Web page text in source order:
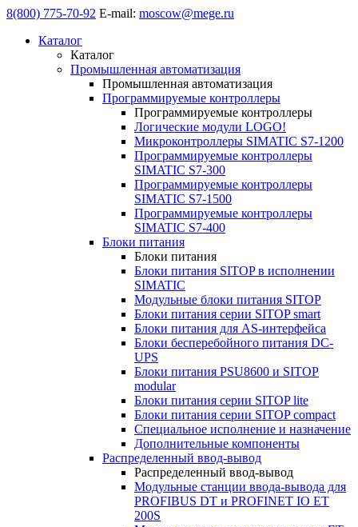
8(800) 775-70-92 E-mail: moscow@mege.ru
Каталог
Каталог
Промышленная автоматизация
Промышленная автоматизация
Программируемые контроллеры
Программируемые контроллеры
Логические модули LOGO!
Микроконтроллеры SIMATIC S7-1200
Программируемые контроллеры
SIMATIC S7-300
Программируемые контроллеры
SIMATIC S7-1500
Программируемые контроллеры
SIMATIC S7-400
Блоки питания
Блоки питания
Блоки питания SITOP в исполнении
SIMATIC
Модульные блоки питания SITOP
Блоки питания серии SITOP smart
Блоки питания для AS-интерфейса
Блоки бесперебойного питания DC-
UPS
Блоки питания PSU8600 и SITOP
modular
Блоки питания серии SITOP lite
Блоки питания серии SITOP compact
Специальное исполнение и назначение
Дополнительные компоненты
Распределенный ввод-вывод
Распределенный ввод-вывод
Модульные станции ввода-вывода для
PROFIBUS DT и PROFINET IO ET
200S